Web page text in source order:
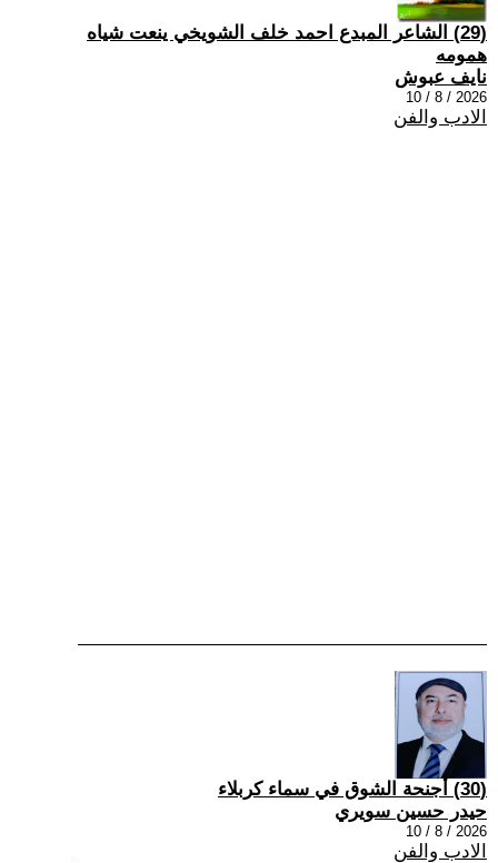
(29) الشاعر المبدع احمد خلف الشويخي ينعت شياه
همومه
نايف عبوش
2026 / 8 / 10
الادب والفن
(30) أجنحة الشوق في سماء كربلاء
حيدر حسين سويري
2026 / 8 / 10
الادب والفن